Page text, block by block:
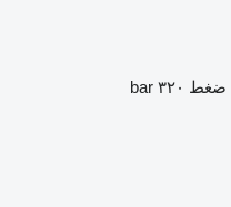
ضغط ٣٢٠ bar